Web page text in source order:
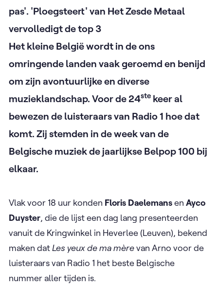
pas'. 'Ploegsteert' van Het Zesde Metaal
vervolledigt de top 3
Het kleine België wordt in de ons
omringende landen vaak geroemd en benijd
om zijn avontuurlijke en diverse
muzieklandschap. Voor de 24ste keer al
bewezen de luisteraars van Radio 1 hoe dat
komt. Zij stemden in de week van de
Belgische muziek de jaarlijkse Belpop 100 bij
elkaar. ​
Vlak voor 18 uur konden Floris Daelemansen Ayco
Duyster, die de lijst een dag lang presenteerden
vanuit de Kringwinkel in Heverlee (Leuven), bekend
maken datLes yeux de ma mèrevan Arno voor de
luisteraars van Radio 1 het beste Belgische
nummer aller tijden is. ​ ​